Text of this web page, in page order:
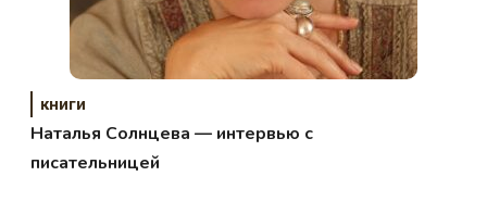
книги
Наталья Солнцева — интервью с
писательницей